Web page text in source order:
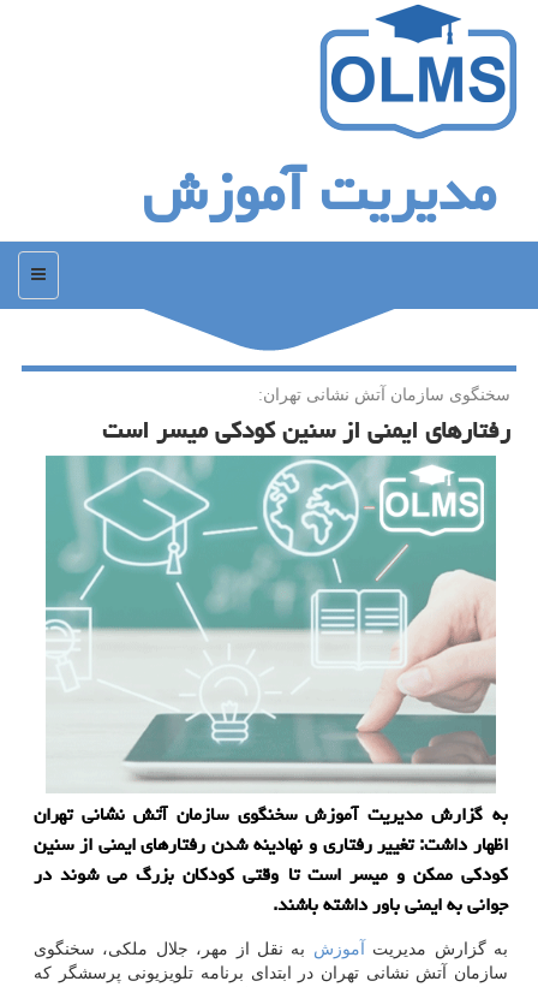
مدیریت آموزش
منو
سخنگوی سازمان آتش نشانی تهران:
رفتارهای ایمنی از سنین كودكی میسر است
به گزارش مدیریت آموزش سخنگوی سازمان آتش نشانی تهران
اظهار داشت: تغییر رفتاری و نهادینه شدن رفتارهای ایمنی از سنین
كودكی ممكن و میسر است تا وقتی كودكان بزرگ می شوند در
جوانی به ایمنی باور داشته باشند.
به گزارش مدیریت آموزش به نقل از مهر، جلال ملكی، سخنگوی
سازمان آتش نشانی تهران در ابتدای برنامه تلویزیونی پرسشگر كه